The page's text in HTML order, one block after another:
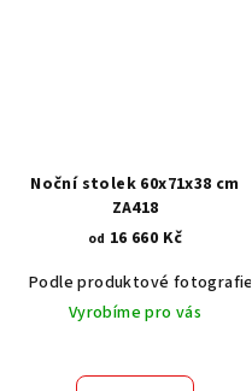
Noční stolek 60x71x38 cm
ZA418
od 16 660 Kč
Podle produktové fotografie
Vyrobíme pro vás